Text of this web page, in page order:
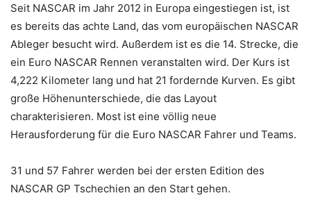
Seit NASCAR im Jahr 2012 in Europa eingestiegen ist, ist
es bereits das achte Land, das vom europäischen NASCAR
Ableger besucht wird. Außerdem ist es die 14. Strecke, die
ein Euro NASCAR Rennen veranstalten wird. Der Kurs ist
4,222 Kilometer lang und hat 21 fordernde Kurven. Es gibt
große Höhenunterschiede, die das Layout
charakterisieren. Most ist eine völlig neue
Herausforderung für die Euro NASCAR Fahrer und Teams.
31 und 57 Fahrer werden bei der ersten Edition des
NASCAR GP Tschechien an den Start gehen.